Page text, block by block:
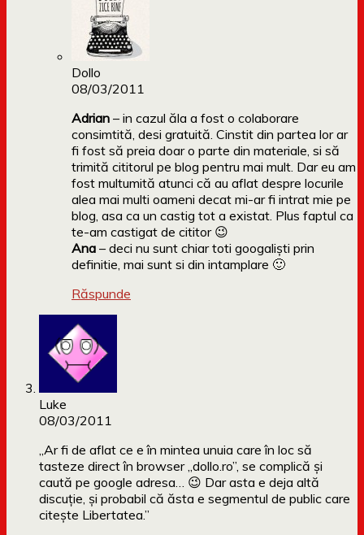
Dollo
08/03/2011
Adrian – in cazul ăla a fost o colaborare
consimtită, desi gratuită. Cinstit din partea lor ar
fi fost să preia doar o parte din materiale, si să
trimită cititorul pe blog pentru mai mult. Dar eu am
fost multumită atunci că au aflat despre locurile
alea mai multi oameni decat mi-ar fi intrat mie pe
blog, asa ca un castig tot a existat. Plus faptul ca
te-am castigat de cititor 😉
Ana – deci nu sunt chiar toti googaliști prin
definitie, mai sunt si din intamplare 🙂
Răspunde
Luke
08/03/2011
„Ar fi de aflat ce e în mintea unuia care în loc să
tasteze direct în browser „dollo.ro”, se complică și
caută pe google adresa… 😉 Dar asta e deja altă
discuție, și probabil că ăsta e segmentul de public care
citește Libertatea.”